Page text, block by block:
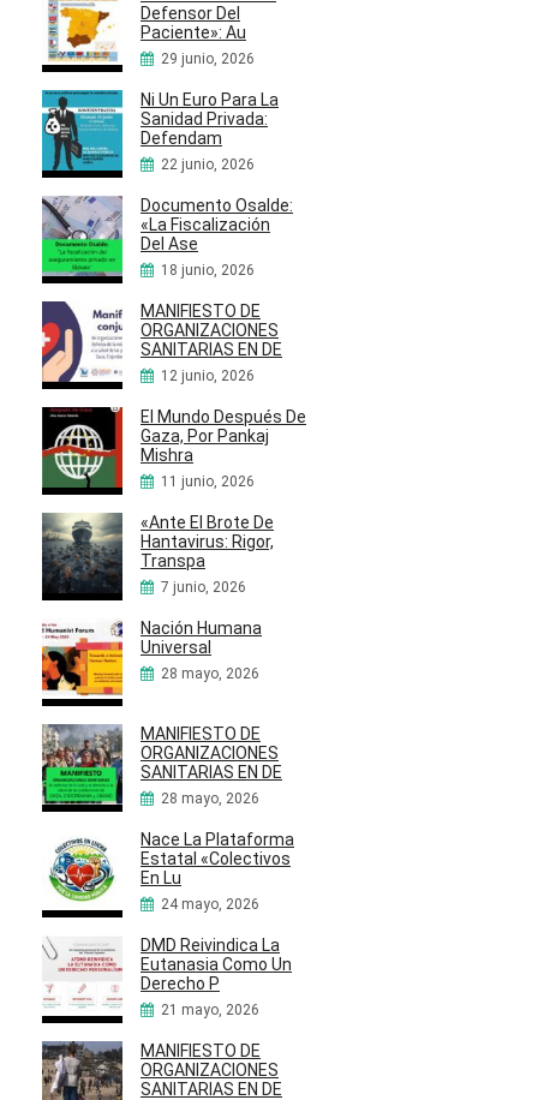
Defensor Del
Paciente»: Au
29 junio, 2026
Ni Un Euro Para La
Sanidad Privada:
Defendam
22 junio, 2026
Documento Osalde:
«La Fiscalización
Del Ase
18 junio, 2026
MANIFIESTO DE
ORGANIZACIONES
SANITARIAS EN DE
12 junio, 2026
El Mundo Después De
Gaza, Por Pankaj
Mishra
11 junio, 2026
«Ante El Brote De
Hantavirus: Rigor,
Transpa
7 junio, 2026
Nación Humana
Universal
28 mayo, 2026
MANIFIESTO DE
ORGANIZACIONES
SANITARIAS EN DE
28 mayo, 2026
Nace La Plataforma
Estatal «Colectivos
En Lu
24 mayo, 2026
DMD Reivindica La
Eutanasia Como Un
Derecho P
21 mayo, 2026
MANIFIESTO DE
ORGANIZACIONES
SANITARIAS EN DE